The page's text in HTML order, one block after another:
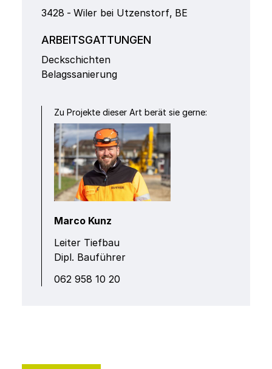
3428 - Wiler bei Utzenstorf, BE
ARBEITSGATTUNGEN
Deckschichten
Belagssanierung
Zu Projekte dieser Art berät sie gerne:
Marco Kunz
Leiter Tiefbau
Dipl. Bauführer
‭062 958 10 20‬